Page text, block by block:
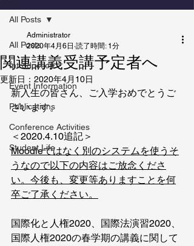
All Posts
Introduction
Event Information
Publications
Conference Activities
Student Life
All Posts
関連講義受講予定者へ
Administrator
2020年4月6日 読了時間: 1分
更新日： 2020年4月10日
新入生の皆さん、ご入学おめでとうご
ざいます。
＜2020.4.10追記＞
Moodleではなく別のシステムを使うそ
うなので以下の内容はご放念くださ
い。今後も、変更等ありますことを何
卒ご了承ください。
国際化と人権2020、国際法演習2020、
国際人権2020の春学期の講義に関して